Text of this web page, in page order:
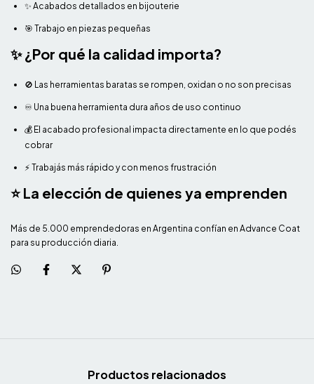
✨ Acabados detallados en bijouterie
🎯 Trabajo en piezas pequeñas
✨ ¿Por qué la calidad importa?
🚫 Las herramientas baratas se rompen, oxidan o no son precisas
♾️ Una buena herramienta dura años de uso continuo
💰 El acabado profesional impacta directamente en lo que podés
cobrar
⚡ Trabajás más rápido y con menos frustración
⭐ La elección de quienes ya emprenden
Más de 5.000 emprendedoras en Argentina confían en Advance Coat
para su producción diaria.
Productos relacionados